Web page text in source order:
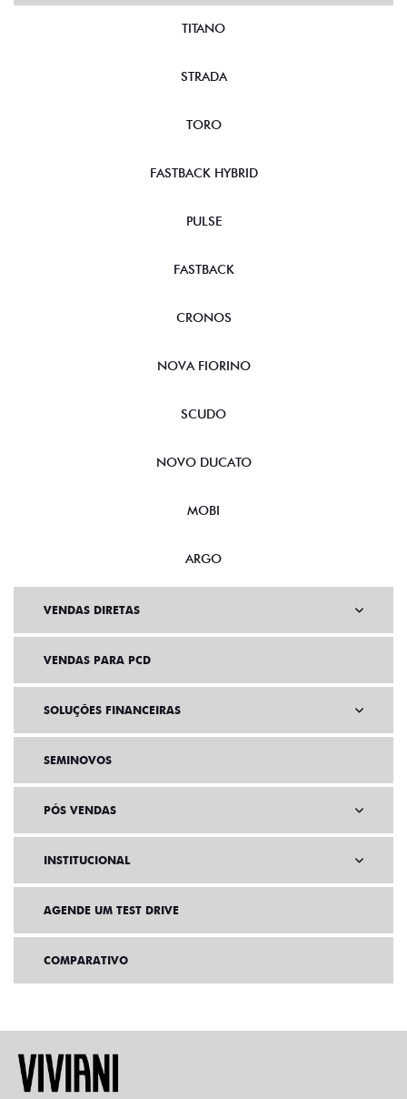
TITANO
STRADA
TORO
FASTBACK HYBRID
PULSE
FASTBACK
CRONOS
NOVA FIORINO
SCUDO
NOVO DUCATO
MOBI
ARGO
VENDAS DIRETAS
VENDAS PARA PCD
SOLUÇÕES FINANCEIRAS
SEMINOVOS
PÓS VENDAS
INSTITUCIONAL
AGENDE UM TEST DRIVE
COMPARATIVO